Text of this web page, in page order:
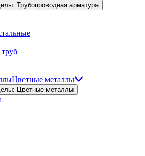
Трубопроводная арматура
Цветные металлы
Цветные металлы